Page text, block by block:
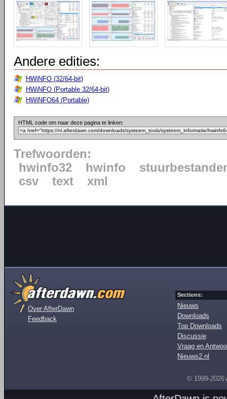
Andere edities:
HWiNFO (32/64-bit)
HWiNFO (Portable 32/64-bit)
HWiNFO64 (Portable)
HTML code om naar deze pagina te linken:
Trefwoorden:
hwinfo32
hwinfo
csv
text xml
Over AfterDawn
Feedback
Sections:
Nieuws
Downloads
Top Downloads
Discussie
Vraag en
Nieuws2.nl
© 1999-2026